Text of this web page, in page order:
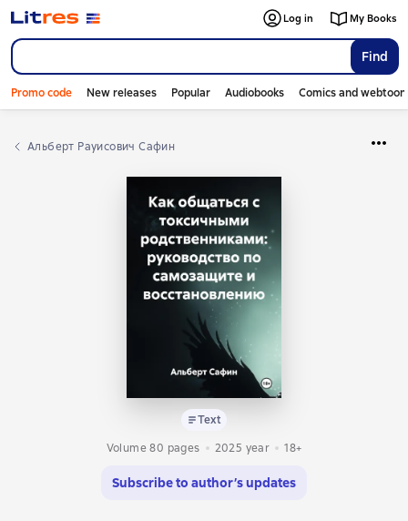
Find
Log in My Books
Promo code New releases Popular Audiobooks Comics and
Альберт Рауисович Сафин
Text
Volume 80 pages
2025 year 18+
Subscribe to author’s updates